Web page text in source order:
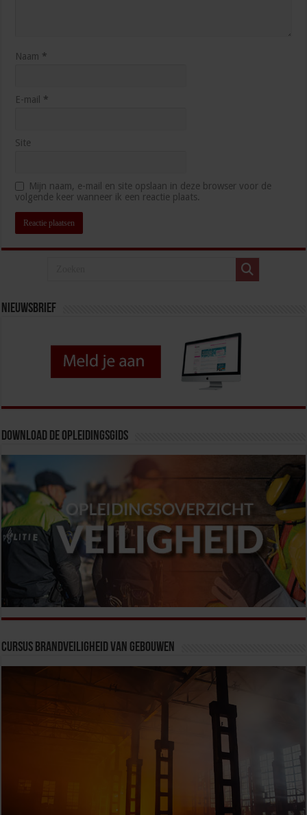
Naam *
E-mail *
Site
Mijn naam, e-mail en site opslaan in deze browser voor de
volgende keer wanneer ik een reactie plaats.
Nieuwsbrief
Download de opleidingsgids
Cursus Brandveiligheid van Gebouwen